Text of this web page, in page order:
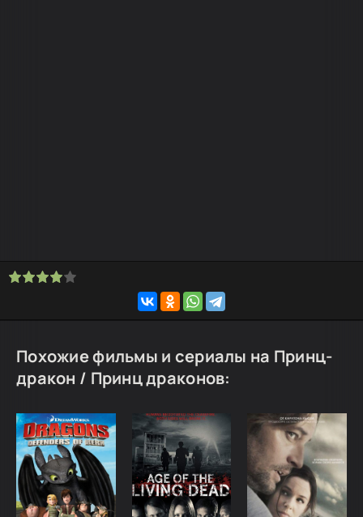
Похожие фильмы и сериалы на Принц-
дракон / Принц драконов: